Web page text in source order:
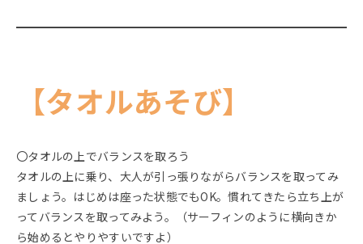
03-6459-5760
【タオルあそび】
〇タオルの上でバランスを取ろう
タオルの上に乗り、大人が引っ張りながらバランスを取ってみ
ましょう。はじめは座った状態でもOK。慣れてきたら立ち上が
ってバランスを取ってみよう。（サーフィンのように横向きか
ら始めるとやりやすいですよ）